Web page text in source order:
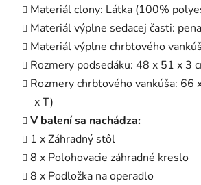
Materiál clony: Látka (100%
Materiál výplne sedacej časti: pena
Materiál výplne chrbtového
Rozmery podsedáku: 48 x 51 x 3
Rozmery chrbtového vankúša: 66
x T)
V balení sa nachádza:
1 x Záhradný stôl
8 x Polohovacie záhradné kreslo
8 x Podložka na operadlo